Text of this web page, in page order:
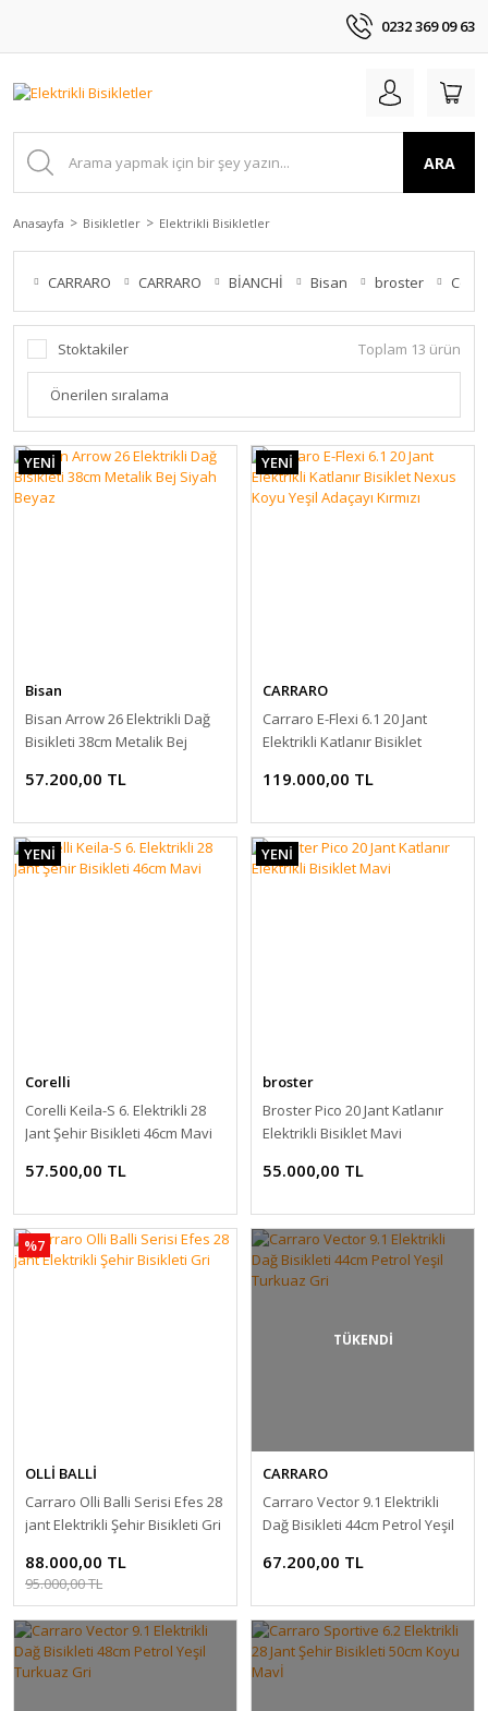
0232 369 09 63
ARA
Anasayfa Bisikletler Elektrikli Bisikletler
CARRARO CARRARO BİANCHİ Bisan broster
Stoktakiler Toplam 13 ürün
YENİ
Bisan
Bisan Arrow 26 Elektrikli Dağ
Bisikleti 38cm Metalik Bej
57.200,00 TL
YENİ
CARRARO
Carraro E-Flexi 6.1 20 Jant
Elektrikli Katlanır Bisiklet
Kırmızı
119.000,00 TL
YENİ
Corelli
Corelli Keila-S 6. Elektrikli 28
Jant Şehir Bisikleti 46cm Mavi
57.500,00 TL
YENİ
broster
Broster Pico 20 Jant Katlanır
Elektrikli Bisiklet Mavi
55.000,00 TL
%7
OLLİ BALLİ
Carraro Olli Balli Serisi Efes 28
jant Elektrikli Şehir Bisikleti Gri
88.000,00 TL
95.000,00 TL
TÜKENDİ
CARRARO
Carraro Vector 9.1 Elektrikli
Dağ Bisikleti 44cm Petrol Yeşil
67.200,00 TL